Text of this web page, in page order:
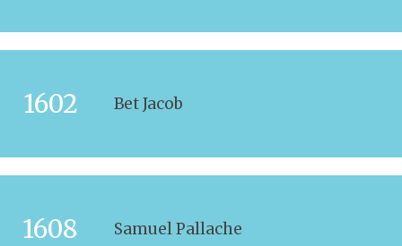
1602 Bet Jacob
1608 Samuel Pallache